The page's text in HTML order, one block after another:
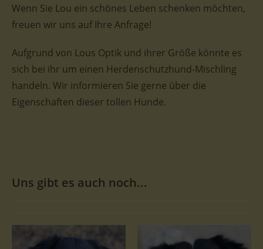
Wenn Sie Lou ein schönes Leben schenken möchten,
freuen wir uns auf Ihre Anfrage!
Aufgrund von Lous Optik und ihrer Größe könnte es
sich bei ihr um einen Herdenschutzhund-Mischling
handeln. Wir informieren Sie gerne über die
Eigenschaften dieser tollen Hunde.
Uns gibt es auch noch...